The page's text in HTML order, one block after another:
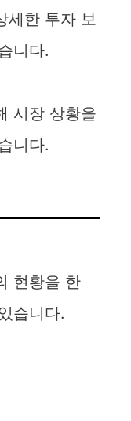
세한 투자 보
니다.
시장 상황을
니다.
현황을 한
습니다.